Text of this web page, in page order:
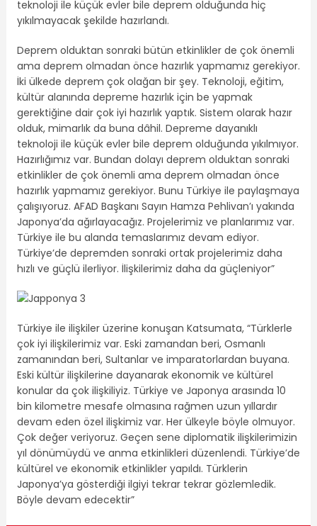
teknoloji ile küçük evler bile deprem olduğunda hiç
yıkılmayacak şekilde hazırlandı.
Deprem olduktan sonraki bütün etkinlikler de çok önemli
ama deprem olmadan önce hazırlık yapmamız gerekiyor.
İki ülkede deprem çok olağan bir şey. Teknoloji, eğitim,
kültür alanında depreme hazırlık için be yapmak
gerektiğine dair çok iyi hazırlık yaptık. Sistem olarak hazır
olduk, mimarlık da buna dâhil. Depreme dayanıklı
teknoloji ile küçük evler bile deprem olduğunda yıkılmıyor.
Hazırlığımız var. Bundan dolayı deprem olduktan sonraki
etkinlikler de çok önemli ama deprem olmadan önce
hazırlık yapmamız gerekiyor. Bunu Türkiye ile paylaşmaya
çalışıyoruz. AFAD Başkanı Sayın Hamza Pehlivan’ı yakında
Japonya’da ağırlayacağız. Projelerimiz ve planlarımız var.
Türkiye ile bu alanda temaslarımız devam ediyor.
Türkiye’de depremden sonraki ortak projelerimiz daha
hızlı ve güçlü ilerliyor. İlişkilerimiz daha da güçleniyor”
Türkiye ile ilişkiler üzerine konuşan Katsumata, “Türklerle
çok iyi ilişkilerimiz var. Eski zamandan beri, Osmanlı
zamanından beri, Sultanlar ve imparatorlardan buyana.
Eski kültür ilişkilerine dayanarak ekonomik ve kültürel
konular da çok ilişkiliyiz. Türkiye ve Japonya arasında 10
bin kilometre mesafe olmasına rağmen uzun yıllardır
devam eden özel ilişkimiz var. Her ülkeyle böyle olmuyor.
Çok değer veriyoruz. Geçen sene diplomatik ilişkilerimizin
yıl dönümüydü ve anma etkinlikleri düzenlendi. Türkiye’de
kültürel ve ekonomik etkinlikler yapıldı. Türklerin
Japonya’ya gösterdiği ilgiyi tekrar tekrar gözlemledik.
Böyle devam edecektir”